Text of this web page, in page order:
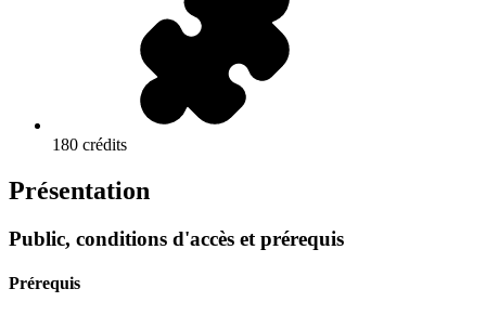
180 crédits
Présentation
Public, conditions d'accès et prérequis
Prérequis